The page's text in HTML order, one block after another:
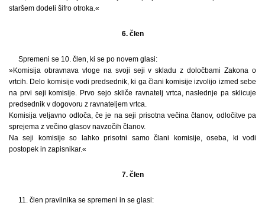
staršem dodeli šifro otroka.«
6. člen
Spremeni se 10. člen, ki se po novem glasi:
»Komisija obravnava vloge na svoji seji v skladu z določbami Zakona o
vrtcih. Delo komisije vodi predsednik, ki ga člani komisije izvolijo izmed sebe
na prvi seji komisije. Prvo sejo skliče ravnatelj vrtca, naslednje pa sklicuje
predsednik v dogovoru z ravnateljem vrtca.
Komisija veljavno odloča, če je na seji prisotna večina članov, odločitve pa
sprejema z večino glasov navzočih članov.
Na seji komisije so lahko prisotni samo člani komisije, oseba, ki vodi
postopek in zapisnikar.«
7. člen
11. člen pravilnika se spremeni in se glasi: